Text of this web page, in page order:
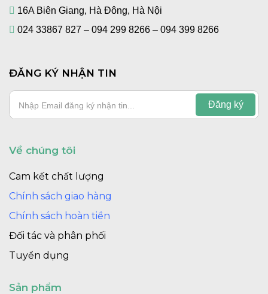
16A Biên Giang, Hà Đông, Hà Nội
024 33867 827 – 094 299 8266 – 094 399 8266
ĐĂNG KÝ NHẬN TIN
Về chúng tôi
Cam kết chất lượng
Chính sách giao hàng
Chính sách hoàn tiền
Đối tác và phân phối
Tuyển dụng
Sản phẩm